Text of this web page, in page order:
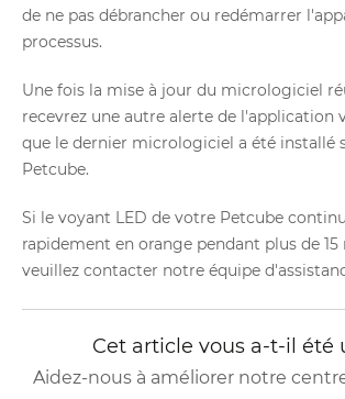
de ne pas débrancher ou redémarrer
processus.
Une fois la mise à jour du micrologiciel
recevrez une autre alerte de l'application
que le dernier micrologiciel a été installé
Petcube.
Si le voyant LED de votre Petcube
rapidement en orange pendant plus de 15
veuillez contacter notre équipe
Cet article vous a-t-il été
Aidez-nous à améliorer notre